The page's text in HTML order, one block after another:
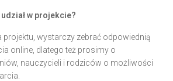
w projekcie?
projektu, wystarczy zebrać odpowiednią
online, dlatego też prosimy o
nauczycieli i rodziców o możliwości